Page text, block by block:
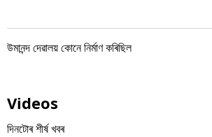
উমানন্দ দেৱালয় কোনে নিৰ্মাণ কৰিছিল
Videos
দিনটোৰ শীৰ্ষ খবৰ